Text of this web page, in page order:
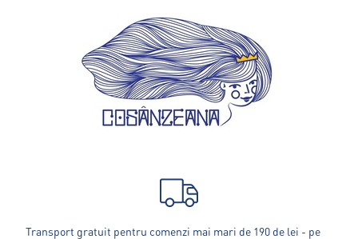
Transport gratuit pentru comenzi mai mari de 190 de lei - pe